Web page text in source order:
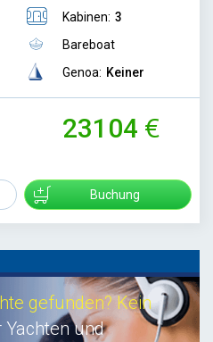
Kabinen: 3
Bareboat
Genoa: Keiner
23104
Buchung
gefunden? Kein
Yachten und